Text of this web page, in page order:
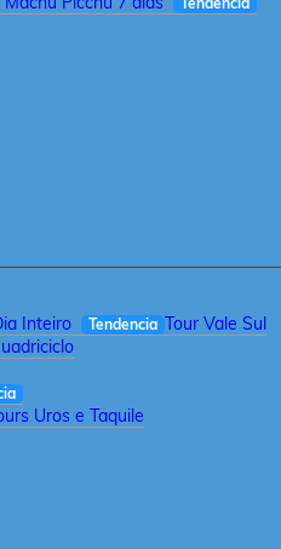
Inteiro Tendencia Tour Vale Sul
Uros e Taquile